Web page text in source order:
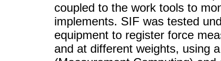
coupled to the work tools to
implements. SIF was tested
equipment to register force
and at different weights, using